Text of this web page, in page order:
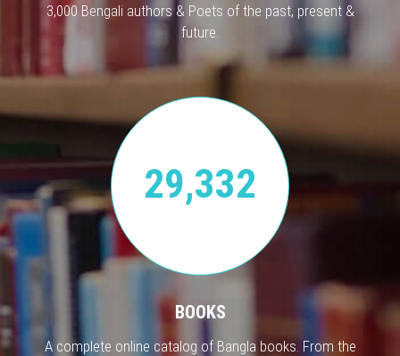
3,000 Bengali authors & Poets of the past, present &
future.
29,332
BOOKS
A complete online catalog of Bangla books. From the